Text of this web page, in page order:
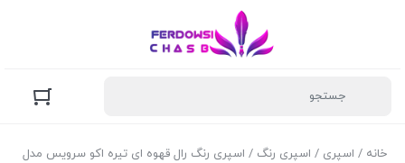
خانه / اسپری / اسپری رنگ / اسپری رنگ رال قهوه ای تیره اکو سرویس مدل